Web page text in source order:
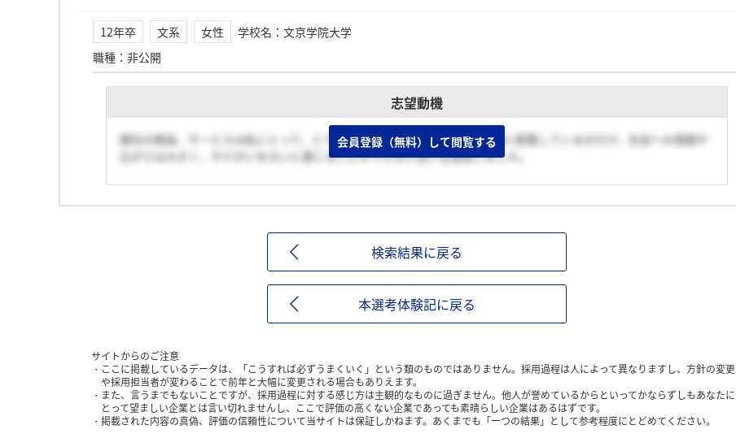
12年卒 文系 女性 学校名 ： 文京学院大学
職種 ： 非公開
志望動機
御社の商品、サービスは私にとって、とても身近な存在です。私たちの生活に密着している分だけ、社会への貢献や
広がりは大きく、やりがいを大いに感じることができると思い志望致しました。
会員登録（無料）して閲覧する
検索結果に戻る
本選考体験記に戻る
サイトからのご注意
ここに掲載しているデータは、「こうすれば必ずうまくいく」という類のものではありません。採用過程は人によって異なりますし、方針の変更
や採用担当者が変わることで前年と大幅に変更される場合もありえます。
また、言うまでもないことですが、採用過程に対する感じ方は主観的なものに過ぎません。他人が誉めているからといってかならずしもあなたに
とって望ましい企業とは言い切れませんし、ここで評価の高くない企業であっても素晴らしい企業はあるはずです。
掲載された内容の真偽、評価の信頼性について当サイトは保証しかねます。あくまでも「一つの結果」として参考程度にとどめてください。